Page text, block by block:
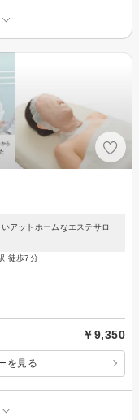
アットホームなエステサロ
徒歩7分
￥9,350
を見る